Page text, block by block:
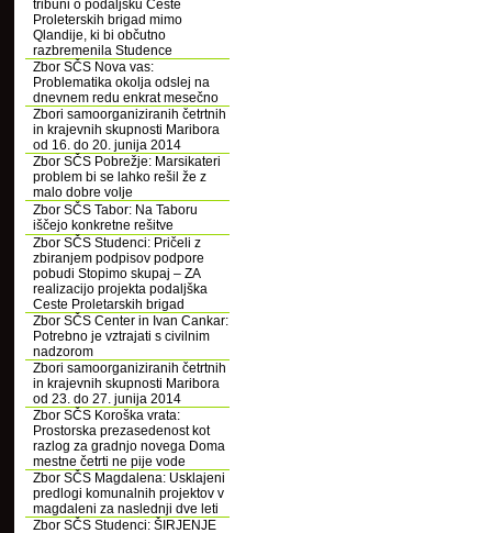
tribuni o podaljšku Ceste
Proleterskih brigad mimo
Qlandije, ki bi občutno
razbremenila Studence
Zbor SČS Nova vas:
Problematika okolja odslej na
dnevnem redu enkrat mesečno
Zbori samoorganiziranih četrtnih
in krajevnih skupnosti Maribora
od 16. do 20. junija 2014
Zbor SČS Pobrežje: Marsikateri
problem bi se lahko rešil že z
malo dobre volje
Zbor SČS Tabor: Na Taboru
iščejo konkretne rešitve
Zbor SČS Studenci: Pričeli z
zbiranjem podpisov podpore
pobudi Stopimo skupaj – ZA
realizacijo projekta podaljška
Ceste Proletarskih brigad
Zbor SČS Center in Ivan Cankar:
Potrebno je vztrajati s civilnim
nadzorom
Zbori samoorganiziranih četrtnih
in krajevnih skupnosti Maribora
od 23. do 27. junija 2014
Zbor SČS Koroška vrata:
Prostorska prezasedenost kot
razlog za gradnjo novega Doma
mestne četrti ne pije vode
Zbor SČS Magdalena: Usklajeni
predlogi komunalnih projektov v
magdaleni za naslednji dve leti
Zbor SČS Studenci: ŠIRJENJE